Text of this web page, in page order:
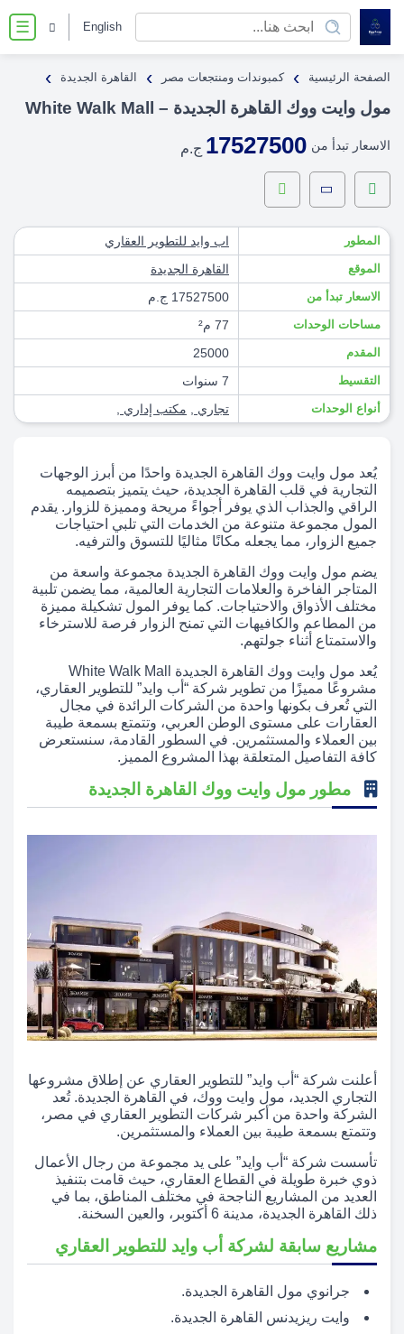
☰ English
الصفحة الرئيسية › كمبوندات ومنتجعات مصر › القاهرة الجديدة ›
مول وايت ووك القاهرة الجديدة – White Walk Mall
الاسعار تبدأ من 17527500 ج.م
المطور اب وايد للتطوير العقاري
الموقع القاهرة الجديدة
الاسعار تبدأ من 17527500 ج.م
مساحات الوحدات 77 م²
المقدم 25000
التقسيط 7 سنوات
أنواع الوحدات تجاري مكتب إداري
يُعد مول وايت ووك القاهرة الجديدة واحدًا من أبرز الوجهات
التجارية في قلب القاهرة الجديدة، حيث يتميز بتصميمه
الراقي والجذاب الذي يوفر أجواءً مريحة ومميزة للزوار. يقدم
المول مجموعة متنوعة من الخدمات التي تلبي احتياجات
جميع الزوار، مما يجعله مكانًا مثاليًا للتسوق والترفيه.
يضم مول وايت ووك القاهرة الجديدة مجموعة واسعة من
المتاجر الفاخرة والعلامات التجارية العالمية، مما يضمن تلبية
مختلف الأذواق والاحتياجات. كما يوفر المول تشكيلة مميزة
من المطاعم والكافيهات التي تمنح الزوار فرصة للاسترخاء
والاستمتاع أثناء جولتهم.
يُعد مول وايت ووك القاهرة الجديدة White Walk Mall
مشروعًا مميزًا من تطوير شركة “أب وايد” للتطوير العقاري،
التي تُعرف بكونها واحدة من الشركات الرائدة في مجال
العقارات على مستوى الوطن العربي، وتتمتع بسمعة طيبة
بين العملاء والمستثمرين. في السطور القادمة، سنستعرض
كافة التفاصيل المتعلقة بهذا المشروع المميز.
مطور مول وايت ووك القاهرة الجديدة
أعلنت شركة “أب وايد” للتطوير العقاري عن إطلاق مشروعها
التجاري الجديد، مول وايت ووك، في القاهرة الجديدة. تُعد
الشركة واحدة من أكبر شركات التطوير العقاري في مصر،
وتتمتع بسمعة طيبة بين العملاء والمستثمرين.
تأسست شركة “أب وايد” على يد مجموعة من رجال الأعمال
ذوي خبرة طويلة في القطاع العقاري، حيث قامت بتنفيذ
العديد من المشاريع الناجحة في مختلف المناطق، بما في
ذلك القاهرة الجديدة، مدينة 6 أكتوبر، والعين السخنة.
مشاريع سابقة لشركة أب وايد للتطوير العقاري
جرانوي مول القاهرة الجديدة.
وايت ريزيدنس القاهرة الجديدة.